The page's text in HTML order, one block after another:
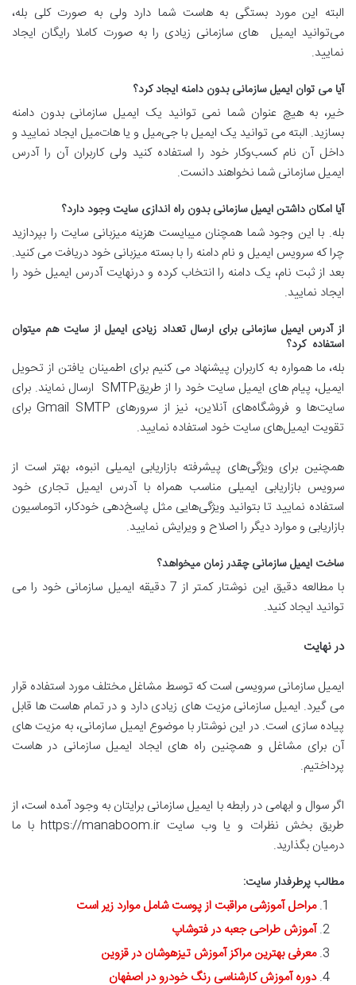
البته این مورد بستگی به هاست شما دارد ولی به صورت کلی بله،
می‌توانید ایمیل های سازمانی زیادی را به صورت کاملا رایگان ایجاد
نمایید.
آیا می توان ایمیل سازمانی بدون دامنه ایجاد کرد؟
خیر، به هیچ عنوان شما نمی توانید یک ایمیل سازمانی بدون دامنه
بسازید. البته می توانید یک ایمیل با جی‌میل و یا هات‌میل ایجاد نمایید و
داخل آن نام کسب‌وکار خود را استفاده کنید ولی کاربران آن را آدرس
ایمیل سازمانی شما نخواهند دانست.
آیا امکان داشتن ایمیل سازمانی بدون راه اندازی سایت وجود دارد؟
بله. با این وجود شما همچنان می­بایست هزینه میزبانی سایت را بپردازید
چرا که سرویس ایمیل و نام دامنه را با بسته میزبانی خود دریافت می کنید.
بعد از ثبت نام، یک دامنه را انتخاب کرده و درنهایت آدرس ایمیل خود را
ایجاد نمایید.
از آدرس ایمیل سازمانی برای ارسال تعداد زیادی ایمیل از سایت هم میتوان
استفاده کرد؟
بله، ما همواره به کاربران پیشنهاد می کنیم برای اطمینان یافتن از تحویل
ایمیل، پیام های ایمیل سایت خود را از طریقSMTP ارسال نمایند. برای
سایت‌ها و فروشگاه‌های آنلاین، نیز از سرورهای Gmail SMTP برای
تقویت ایمیل‌های ‌سایت خود استفاده نمایید.
همچنین برای ویژگی‌های پیشرفته بازاریابی ایمیلی انبوه، بهتر است از
سرویس بازاریابی ایمیلی مناسب همراه با آدرس ایمیل تجاری خود
استفاده نمایید تا بتوانید ویژگی‌هایی مثل پاسخ‌دهی خودکار، اتوماسیون
بازاریابی و موارد دیگر را اصلاح و ویرایش نمایید.
ساخت ایمیل سازمانی چقدر زمان می­خواهد؟
با مطالعه دقیق این نوشتار کمتر از 7 دقیقه ایمیل سازمانی خود را می
توانید ایجاد کنید.
در نهایت
ایمیل سازمانی سرویسی است که توسط مشاغل مختلف مورد استفاده قرار
می گیرد. ایمیل سازمانی مزیت های زیادی دارد و در تمام هاست ها قابل
پیاده سازی است. در این نوشتار با موضوع ایمیل سازمانی، به مزیت های
آن برای مشاغل و همچنین راه های ایجاد ایمیل سازمانی در هاست
پرداختیم.
اگر سوال و ابهامی در رابطه با ایمیل سازمانی برایتان به وجود آمده است، از
طریق بخش نظرات و یا وب سایت https://manaboom.ir با ما
درمیان بگذارید.
مطالب پرطرفدار سایت:
مراحل آموزشی مراقبت از پوست شامل موارد زیر است
آموزش طراحی جعبه در فتوشاپ
معرفی بهترین مراکز آموزش تیزهوشان در قزوین
دوره آموزش کارشناسی رنگ خودرو در اصفهان